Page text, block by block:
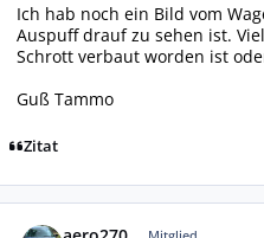
Ich hab noch ein Bild vom
Auspuff drauf zu sehen ist.
Schrott verbaut worden ist
Guß Tammo
Zitat